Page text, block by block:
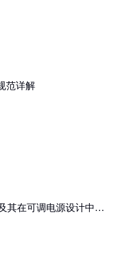
范详解
其在可调电源设计中的